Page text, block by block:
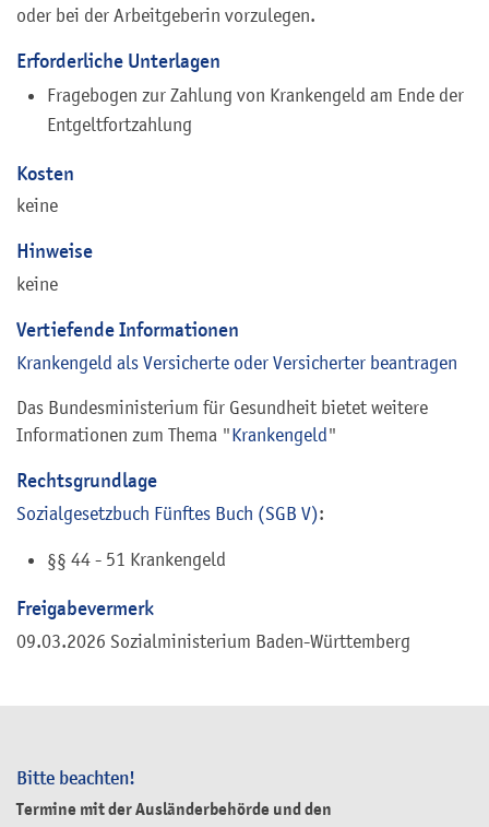
Bitte beachten!
Termine mit der Ausländerbehörde und den
oder bei der Arbeitgeberin vorzulegen.
Erforderliche Unterlagen
Fragebogen zur Zahlung von Krankengeld am Ende der
Entgeltfortzahlung
Kosten
keine
Hinweise
keine
Vertiefende Informationen
Krankengeld als Versicherte oder Versicherter beantragen
Das Bundesministerium für Gesundheit bietet weitere
Informationen zum Thema "Krankengeld"
Rechtsgrundlage
Sozialgesetzbuch Fünftes Buch (SGB V):
§§ 44 - 51 Krankengeld
Freigabevermerk
09.03.2026 Sozialministerium Baden-Württemberg